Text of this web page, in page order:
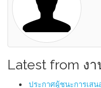
Latest from ง
ประกาศผู้ชนะการเส